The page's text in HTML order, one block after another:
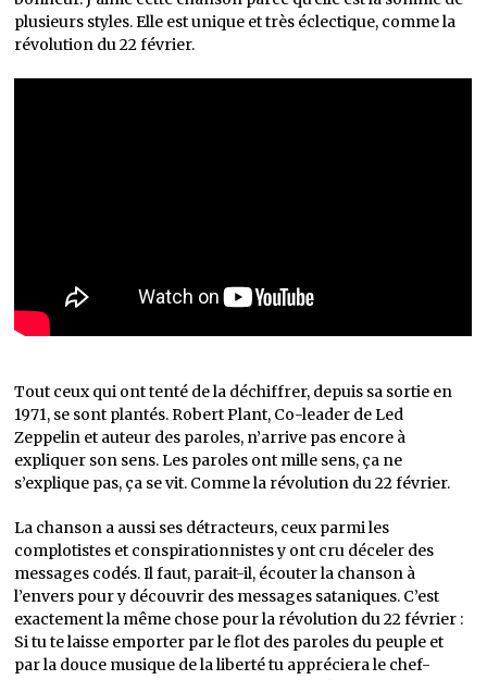
plusieurs styles. Elle est unique et très éclectique, comme la
révolution du 22 février.
Tout ceux qui ont tenté de la déchiffrer, depuis sa sortie en
1971, se sont plantés. Robert Plant, Co-leader de Led
Zeppelin et auteur des paroles, n’arrive pas encore à
expliquer son sens. Les paroles ont mille sens, ça ne
s’explique pas, ça se vit. Comme la révolution du 22 février.
La chanson a aussi ses détracteurs, ceux parmi les
complotistes et conspirationnistes y ont cru déceler des
messages codés. Il faut, parait-il, écouter la chanson à
l’envers pour y découvrir des messages sataniques. C’est
exactement la même chose pour la révolution du 22 février :
Si tu te laisse emporter par le flot des paroles du peuple et
par la douce musique de la liberté tu appréciera le chef-